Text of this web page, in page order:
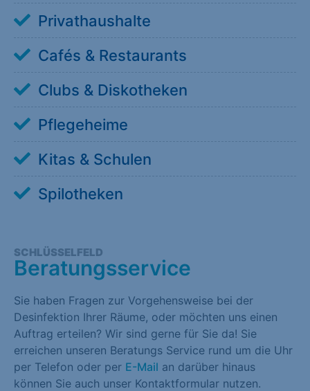
Privathaushalte
Cafés & Restaurants
Clubs & Diskotheken
Pflegeheime
Kitas & Schulen
Spilotheken
SCHLÜSSELFELD
Beratungsservice
Sie haben Fragen zur Vorgehensweise bei der
Desinfektion Ihrer Räume, oder möchten uns einen
Auftrag erteilen? Wir sind gerne für Sie da! Sie
erreichen unseren Beratungs Service rund um die Uhr
per Telefon oder per E-Mail an darüber hinaus
können Sie auch unser Kontaktformular nutzen.